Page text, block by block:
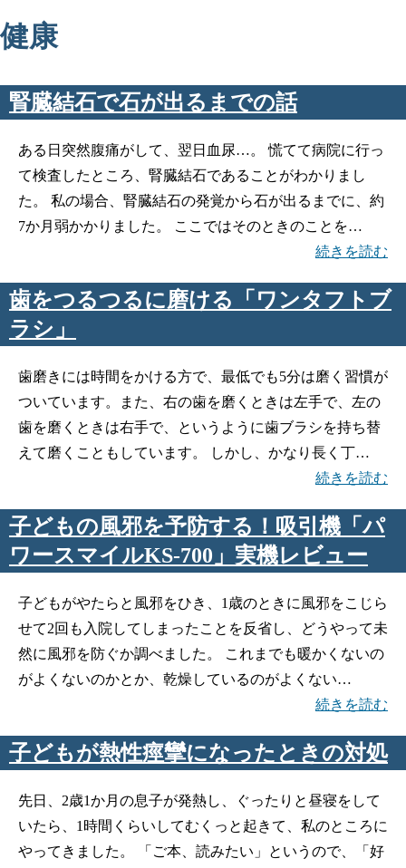
健康
腎臓結石で石が出るまでの話
ある日突然腹痛がして、翌日血尿…。 慌てて病院に行っ
て検査したところ、腎臓結石であることがわかりまし
た。 私の場合、腎臓結石の発覚から石が出るまでに、約
7か月弱かかりました。 ここではそのときのことを…
続きを読む
歯をつるつるに磨ける「ワンタフトブ
ラシ」
歯磨きには時間をかける方で、最低でも5分は磨く習慣が
ついています。また、右の歯を磨くときは左手で、左の
歯を磨くときは右手で、というように歯ブラシを持ち替
えて磨くこともしています。 しかし、かなり長く丁…
続きを読む
子どもの風邪を予防する！吸引機「パ
ワースマイルKS-700」実機レビュー
子どもがやたらと風邪をひき、1歳のときに風邪をこじら
せて2回も入院してしまったことを反省し、どうやって未
然に風邪を防ぐか調べました。 これまでも暖かくないの
がよくないのかとか、乾燥しているのがよくない…
続きを読む
子どもが熱性痙攣になったときの対処
先日、2歳1か月の息子が発熱し、ぐったりと昼寝をして
いたら、1時間くらいしてむくっと起きて、私のところに
やってきました。 「ご本、読みたい」というので、「好